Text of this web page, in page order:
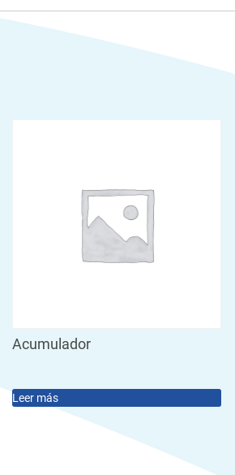
Acumulador
Leer más